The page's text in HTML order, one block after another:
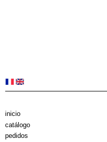
inicio
catálogo
pedidos